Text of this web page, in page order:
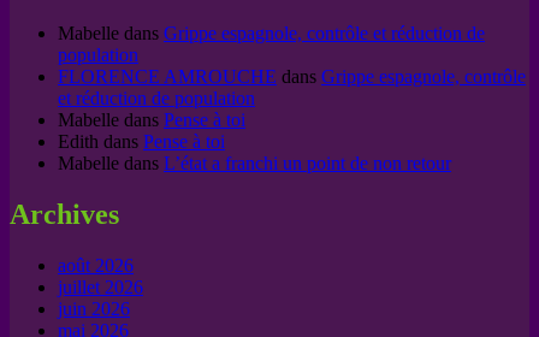
Mabelle dans Grippe espagnole, contrôle et réduction de
population
FLORENCE AMROUCHE dans Grippe espagnole, contrôle
et réduction de population
Mabelle dans Pense à toi
Edith dans Pense à toi
Mabelle dans L’état a franchi un point de non retour
Archives
août 2026
juillet 2026
juin 2026
mai 2026